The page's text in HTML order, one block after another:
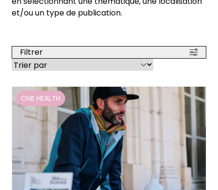
et/ou un type de publication.
Filtrer
ONE HEALTH